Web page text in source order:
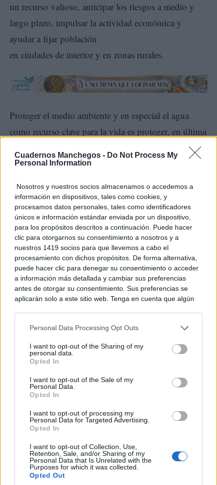
Cuadernos Manchegos - Do Not Process My
Personal Information
Nosotros y nuestros socios almacenamos o accedemos a
información en dispositivos, tales como cookies, y
procesamos datos personales, tales como identificadores
únicos e información estándar enviada por un dispositivo,
para los propósitos descritos a continuación. Puede hacer
clic para otorgarnos su consentimiento a nosotros y a
nuestros 1419 socios para que llevemos a cabo el
procesamiento con dichos propósitos. De forma alternativa,
puede hacer clic para denegar su consentimiento o acceder
a información más detallada y cambiar sus preferencias
antes de otorgar su consentimiento. Sus preferencias se
aplicarán solo a este sitio web. Tenga en cuenta que algún
rechazar tal procesamiento. Puede cambiar sus preferencias
a este sitio y haciendo clic en el botón "Privacidad" en la
parte inferior de la página web.
Please note that this website/app uses one or more Google
services and may gather and store information including but
not limited to your visit or usage behaviour. You may click to
use your data for below specified purposes in below Google
consent section.
Personal Data Processing Opt Outs
I want to opt-out of the Sharing of my
personal data.
Opted In
I want to opt-out of the Sale of my
Personal Data.
Opted In
I want to opt-out of processing my
Personal Data for Targeted Advertising.
Opted In
I want to opt-out of Collection, Use,
Retention, Sale, and/or Sharing of my
Personal Data that Is Unrelated with the
Purposes for which it was collected.
Opted Out
un recurso valioso, anticipar los riesgos a medio y
largo plazo, impulsar la actividad económica y
ayudar a fijar población
en ciudades de interior y en zonas rurales.
Proteger el medio ambiente y en especial el agua
como recurso clave para la vida es proteger, en última
instancia, nuestro sistema de bienestar, la cohesión
territorial y social y el desarrollo sostenible. Un
Teresa Ribera
Vicepresidenta del Gobierno y ministra para la
Transición Ecológica y el Reto Demográfico
TE RECOMENDAMOS